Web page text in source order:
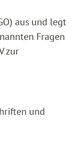
aus und legt
Fragen
zur
und